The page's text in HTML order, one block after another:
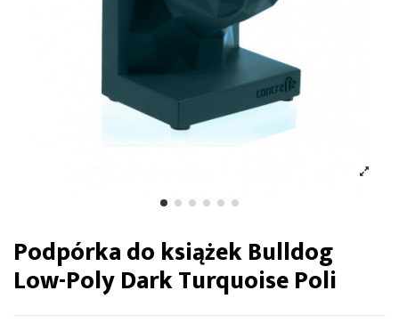
Podpórka do książek Bulldog
Low-Poly Dark Turquoise Poli